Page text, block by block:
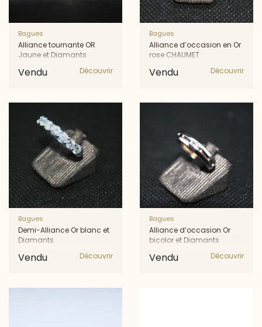
Bagues
Alliance tournante OR
Jaune et Diamants
Vendu Découvrir
Bagues
Alliance d’occasion en Or
rose CHAUMET
Vendu Découvrir
Bagues
Demi-Alliance Or blanc et
Diamants
Vendu Découvrir
Bagues
Alliance d’occasion Or
bicolor et Diamants
Vendu Découvrir